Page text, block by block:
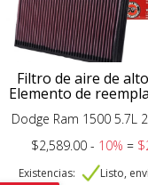
Filtro de aire de
Elemento de
Dodge Ram 1500 5.7L
$2,589.00 - 10% =
Existencias: Listo,